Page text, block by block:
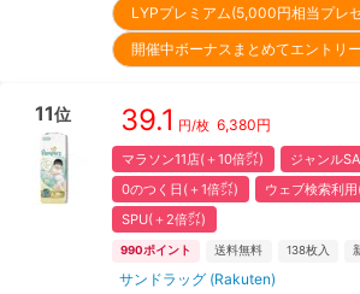
LYPプレミアム(5,000円相当プ
開催中ボーナスまとめてエント
11位 39.1 円/枚 6,380円
マラソン11店(＋10倍㌽)
ジャンル
0のつく日(＋1倍㌽)
ウェブ検索利
SPU(＋2倍㌽)
990ポイント 送料無料 138枚入
サンドラッグ (Rakuten)